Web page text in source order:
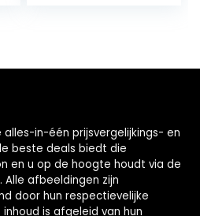
alles-in-één prijsvergelijkings- en
beste deals biedt die
en u op de hoogte houdt via de
afbeeldingen zijn
door hun respectievelijke
is afgeleid van hun